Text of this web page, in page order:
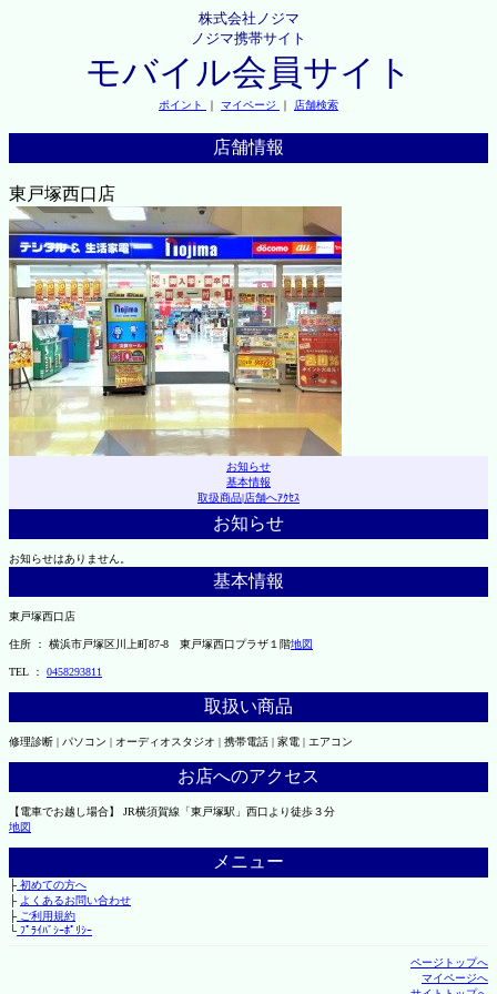
株式会社ノジマ
ノジマ携帯サイト
モバイル会員サイト
ポイント ｜ マイページ ｜ 店舗検索
店舗情報
東戸塚西口店
お知らせ
基本情報
取扱商品|店舗へｱｸｾｽ
お知らせ
お知らせはありません。
基本情報
東戸塚西口店
住所 ： 横浜市戸塚区川上町87-8 東戸塚西口プラザ１階地図
TEL ： 0458293811
取扱い商品
修理診断 | パソコン | オーディオスタジオ | 携帯電話 | 家電 | エアコン
お店へのアクセス
【電車でお越し場合】 JR横須賀線「東戸塚駅」西口より徒歩３分
地図
メニュー
├初めての方へ
├ よくあるお問い合わせ
├ご利用規約
└ﾌﾟﾗｲﾊﾞｼｰﾎﾟﾘｼｰ
ページトップへ
マイページへ